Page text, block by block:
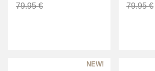
79.95 €
79.95 €